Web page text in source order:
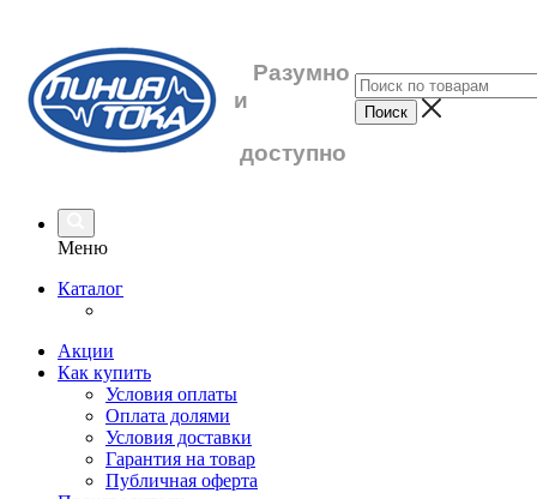
Разумно
и
доступно
Меню
Каталог
Акции
Как купить
Условия оплаты
Оплата долями
Условия доставки
Гарантия на товар
Публичная оферта